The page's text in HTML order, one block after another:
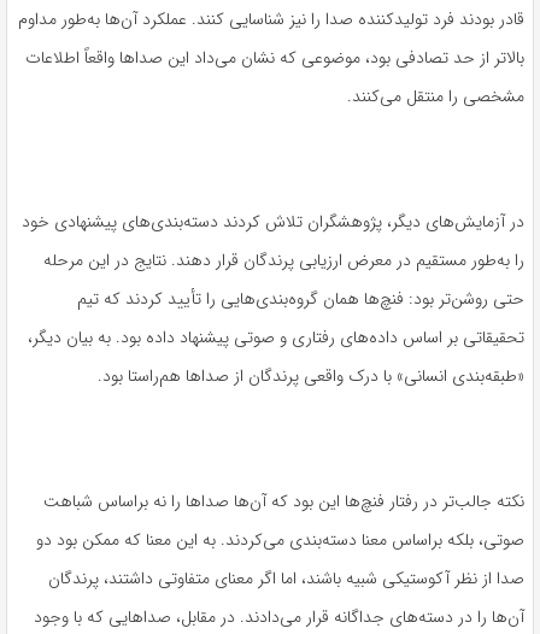
قادر بودند فرد تولیدکننده صدا را نیز شناسایی کنند. عملکرد آن‌ها به‌طور مداوم
بالاتر از حد تصادفی بود، موضوعی که نشان می‌داد این صداها واقعاً اطلاعات
مشخصی را منتقل می‌کنند.
در آزمایش‌های دیگر، پژوهشگران تلاش کردند دسته‌بندی‌های پیشنهادی خود
را به‌طور مستقیم در معرض ارزیابی پرندگان قرار دهند. نتایج در این مرحله
حتی روشن‌تر بود: فنچ‌ها همان گروه‌بندی‌هایی را تأیید کردند که تیم
تحقیقاتی بر اساس داده‌های رفتاری و صوتی پیشنهاد داده بود. به بیان دیگر،
«طبقه‌بندی انسانی» با درک واقعی پرندگان از صداها هم‌راستا بود.
نکته جالب‌تر در رفتار فنچ‌ها این بود که آن‌ها صداها را نه براساس شباهت
صوتی، بلکه براساس معنا دسته‌بندی می‌کردند. به این معنا که ممکن بود دو
صدا از نظر آکوستیکی شبیه باشند، اما اگر معنای متفاوتی داشتند، پرندگان
آن‌ها را در دسته‌های جداگانه قرار می‌دادند. در مقابل، صداهایی که با وجود